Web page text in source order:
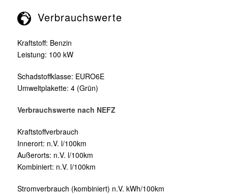
Verbrauchswerte
Kraftstoff: Benzin
Leistung: 100 kW
Schadstoffklasse: EURO6E
Umweltplakette: 4 (Grün)
Verbrauchswerte nach NEFZ
Kraftstoffverbrauch
Innerort: n.V. l/100km
Außerorts: n.V. l/100km
Kombiniert: n.V. l/100km
Stromverbrauch (kombiniert) n.V. kWh/100km